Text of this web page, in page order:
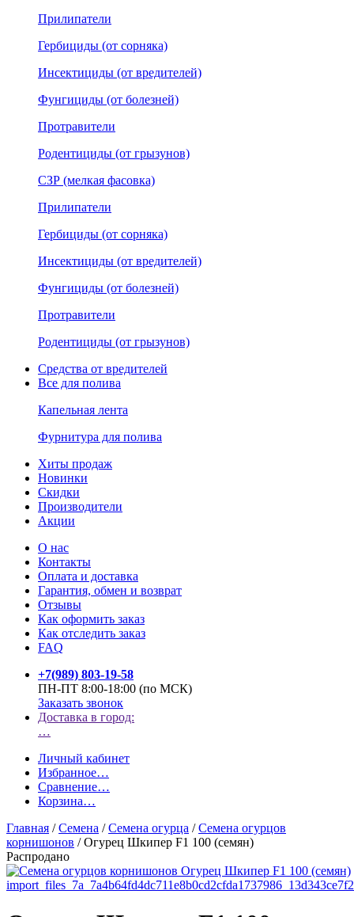
Прилипатели
Гербициды (от сорняка)
Инсектициды (от вредителей)
Фунгициды (от болезней)
Протравители
Родентициды (от грызунов)
СЗР (мелкая фасовка)
Прилипатели
Гербициды (от сорняка)
Инсектициды (от вредителей)
Фунгициды (от болезней)
Протравители
Родентициды (от грызунов)
Средства от вредителей
Все для полива
Капельная лента
Фурнитура для полива
Хиты продаж
Новинки
Скидки
Производители
Акции
О нас
Контакты
Оплата и доставка
Гарантия, обмен и возврат
Отзывы
Как оформить заказ
Как отследить заказ
FAQ
+7(989) 803-19-58
ПН-ПТ 8:00-18:00 (по МСК)
Заказать звонок
Доставка в город:
…
Личный кабинет
Избранное…
Сравнение…
Корзина…
Главная /Семена /Семена огурца /Семена огурцов
корнишонов /Огурец Шкипер F1 100 (семян)
Распродано